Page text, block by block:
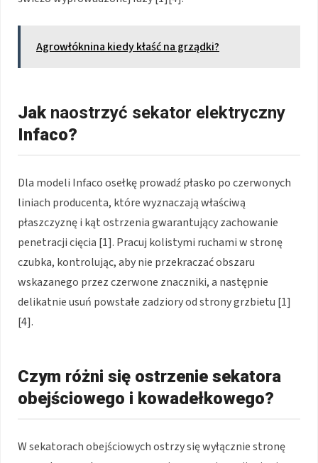
Agrowłóknina kiedy kłaść na grządki?
Jak naostrzyć sekator elektryczny
Infaco?
Dla modeli Infaco osełkę prowadź płasko po czerwonych
liniach producenta, które wyznaczają właściwą
płaszczyznę i kąt ostrzenia gwarantujący zachowanie
penetracji cięcia [1]. Pracuj kolistymi ruchami w stronę
czubka, kontrolując, aby nie przekraczać obszaru
wskazanego przez czerwone znaczniki, a następnie
delikatnie usuń powstałe zadziory od strony grzbietu [1]
[4].
Czym różni się ostrzenie sekatora
obejściowego i kowadełkowego?
W sekatorach obejściowych ostrzy się wyłącznie stronę